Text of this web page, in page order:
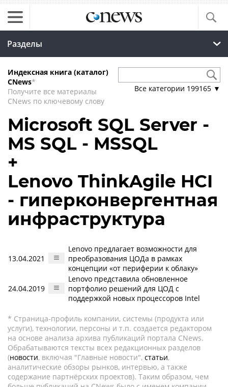
Разделы
Индексная книга (каталог)
CNews*
Получите все материалы
CNews по ключевому слову
Все категории 199165 ▼
Microsoft SQL Server -
MS SQL - MSSQL
+
Lenovo ThinkAgile HCI
- гиперконвергентная
инфраструктура
13.04.2021
Lenovo предлагает возможности для
преобразования ЦОДа в рамках
концепции «от периферии к облаку»
24.04.2019
Lenovo представила обновленное
портфолио решений для ЦОД с
поддержкой новых процессоров Intel
* Страница-профиль компании, системы (продукта или
услуги), технологии, персоны и т.п. создается редактором
на основе анализа архива публикаций портала CNews.
Обрабатываются тексты всех редакционных разделов
(новости, включая "Главные новости", статьи,
аналитические обзоры рынков, интервью, а также
содержание партнёрских проектов). Таким образом, чем